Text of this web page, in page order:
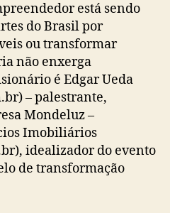
está sendo
do Brasil por
ou transformar
não enxerga
é Edgar Ueda
– palestrante,
Mondeluz –
Imobiliários
idealizador do evento
de transformação